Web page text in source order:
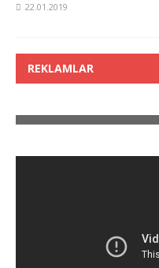
22.01.2019
REKLAMLAR